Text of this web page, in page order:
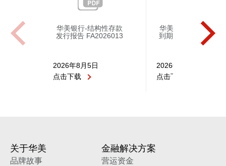
华美银行-结构性存款
发行报告 FA2026013
2026年8月5日
点击下载
华美银行-结构性存款
到期报告 FA2026009
2026年8月3日
点击下载
关于华美
品牌故事
金融解决方案
营运资金